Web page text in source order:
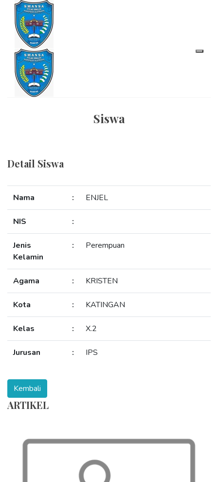
Siswa
Detail Siswa
Nama : ENJEL
NIS :
Jenis
Kelamin
: Perempuan
Agama : KRISTEN
Kota : KATINGAN
Kelas : X.2
Jurusan : IPS
ARTIKEL